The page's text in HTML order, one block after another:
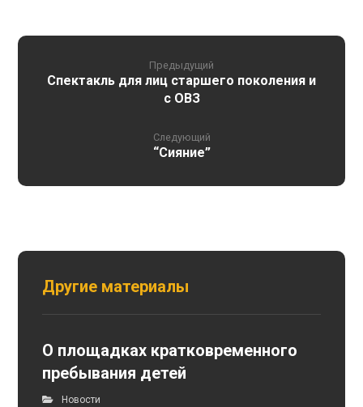
Предыдущий
Спектакль для лиц старшего поколения и
с ОВЗ
Следующий
“Сияние”
Другие материалы
О площадках кратковременного
пребывания детей
Новости